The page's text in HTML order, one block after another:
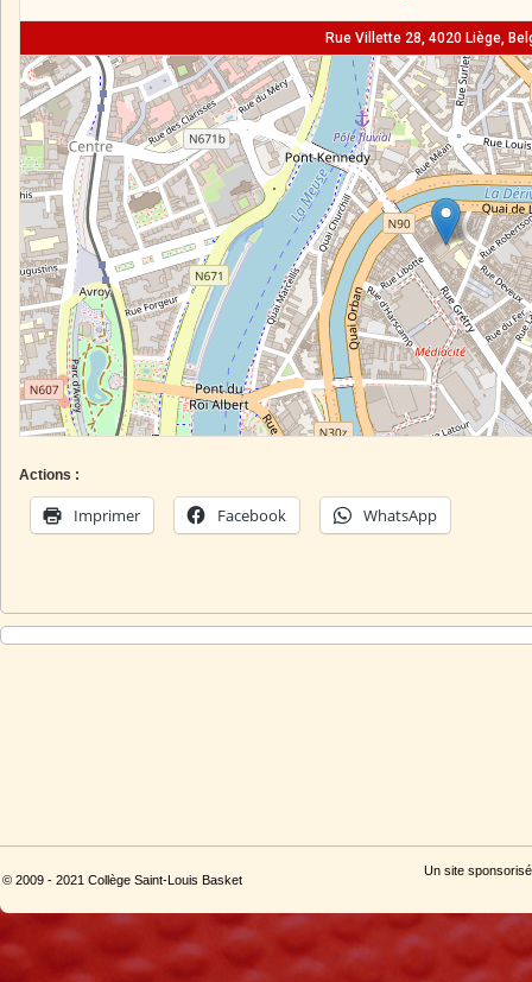
Rue Villette 28, 4020 Liège,
Actions :
Imprimer Facebook WhatsApp
© 2009 - 2021 Collège Saint-Louis Basket
Un site